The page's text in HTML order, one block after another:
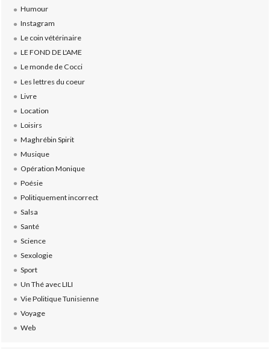
Humour
Instagram
Le coin vétérinaire
LE FOND DE L'AME
Le monde de Cocci
Les lettres du coeur
Livre
Location
Loisirs
Maghrébin Spirit
Musique
Opération Monique
Poésie
Politiquement incorrect
Salsa
Santé
Science
Sexologie
Sport
Un Thé avec LILI
Vie Politique Tunisienne
Voyage
Web